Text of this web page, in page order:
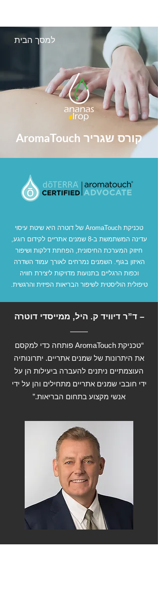
למסך הבית
קורס שגריר AromaTouch
טכניקת AromaTouch של דוטרה היא שיטת עיסוי
עדינה המשתמשת ב-8 שמנים אתריים לקידום רוגע,
חיזוק המערכת החיסונית, הפחתת דלקות ושיפור
האיזון בגוף. השמנים נמרחים לאורך עמוד השדרה
וכפות הרגליים בתנועות מדויקות ליצירת חוויה
טיפולית הוליסטית לשיפור הבריאות הפיזית והרגשית.
– ד”ר דיוויד ק. היל, ממייסדי דוטרה
“טכניקת AromaTouch פותחה כדי למקסם
את היתרונות של שמנים אתריים. יתרונותיה
העוצמתיים ניתנים להעברה ביעילות הן על
ידי חובבי שמנים אתריים מתחילים והן על ידי
אנשי מקצוע בתחום הבריאות.”